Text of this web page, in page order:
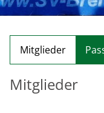
Mitglieder
Mitglieder